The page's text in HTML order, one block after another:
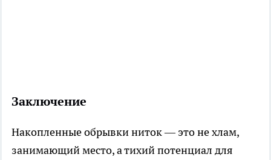
Заключение
Накопленные обрывки ниток — это не хлам,
занимающий место, а тихий потенциал для